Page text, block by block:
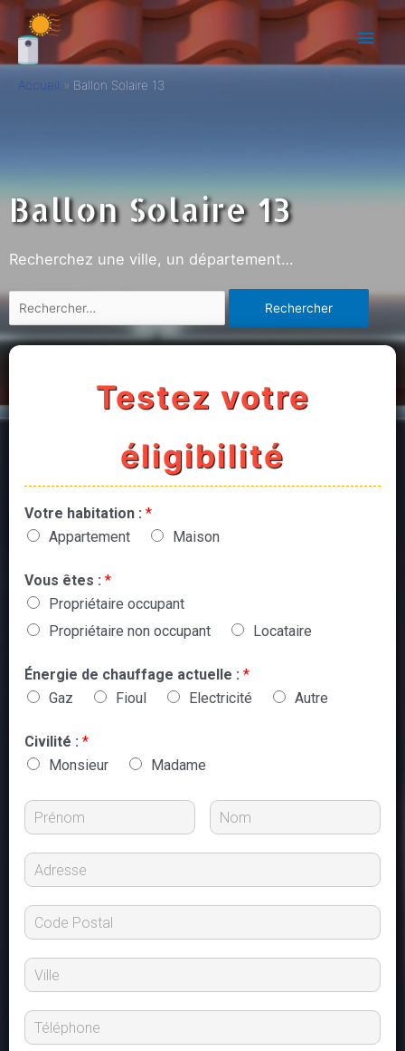
Accueil Ballon Solaire 13
Ballon Solaire 13
Recherchez une ville, un département…
Testez votre
éligibilité
Votre habitation : *
Appartement
Maison
Vous êtes : *
Propriétaire occupant
Propriétaire non occupant
Locataire
Énergie de chauffage actuelle : *
Gaz
Fioul Electricité Autre
Civilité : *
Monsieur
Madame